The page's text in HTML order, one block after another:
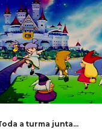
a turma junta...